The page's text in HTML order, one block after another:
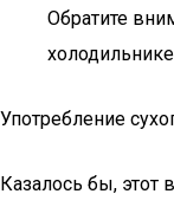
Обратите
Употребление
Казалось бы, этот